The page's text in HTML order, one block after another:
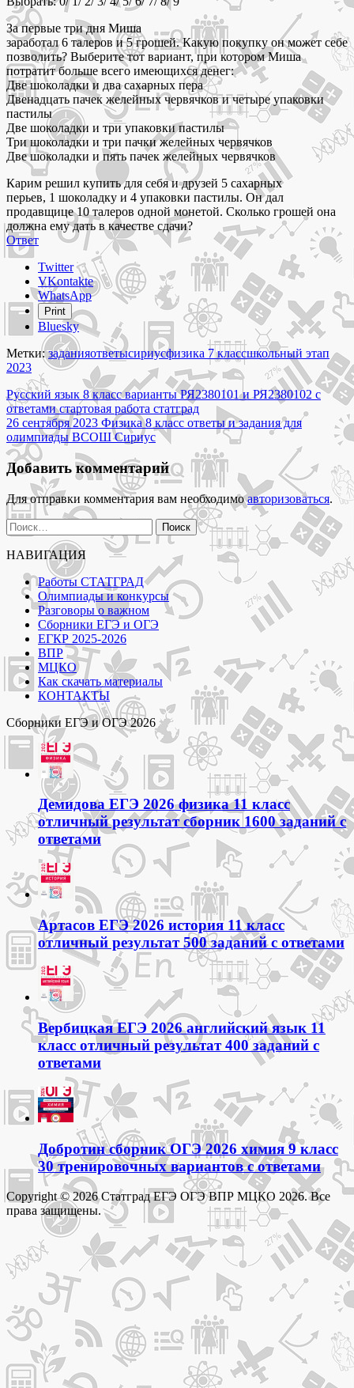
За первые три дня Миша
заработал 6 талеров и 5 грошей. Какую покупку он может себе
позволить? Выберите тот вариант, при котором Миша
потратит больше всего имеющихся денег:
Две шоколадки и два сахарных пера
Двенадцать пачек желейных червячков и четыре упаковки
пастилы
Две шоколадки и три упаковки пастилы
Три шоколадки и три пачки желейных червячков
Две шоколадки и пять пачек желейных червячков
Карим решил купить для себя и друзей 5 сахарных
перьев, 1 шоколадку и 4 упаковки пастилы. Он дал
продавщице 10 талеров одной монетой. Сколько грошей она
должна ему дать в качестве сдачи?
Ответ
Share
post
"26
сентября
2023
Физика
7
класс
ответы
и
задания
для
олимпиады
ВСОШ
Сириус"
Twitter
VKontakte
WhatsApp
Print
Bluesky
Метки:заданияответысириусфизика 7 классшкольный этап
2023
Навигация
по
записям
Русский язык 8 класс варианты РЯ2380101 и РЯ2380102 с
ответами стартовая работа статград
26 сентября 2023 Физика 8 класс ответы и задания для
олимпиады ВСОШ Сириус
Добавить комментарий
Для отправки комментария вам необходимоавторизоваться.
Найти:
НАВИГАЦИЯ
Работы СТАТГРАД
Олимпиады и конкурсы
Разговоры о важном
Сборники ЕГЭ и ОГЭ
ЕГКР 2025-2026
ВПР
МЦКО
Как скачать материалы
КОНТАКТЫ
Сборники ЕГЭ и ОГЭ 2026
Демидова ЕГЭ 2026 физика 11 класс
отличный результат сборник 1600 заданий с
ответами
Артасов ЕГЭ 2026 история 11 класс
отличный результат 500 заданий с ответами
Вербицкая ЕГЭ 2026 английский язык 11
класс отличный результат 400 заданий с
ответами
Добротин сборник ОГЭ 2026 химия 9 класс
30 тренировочных вариантов с ответами
Copyright © 2026 Статград ЕГЭ ОГЭ ВПР МЦКО 2026. Все
права защищены.